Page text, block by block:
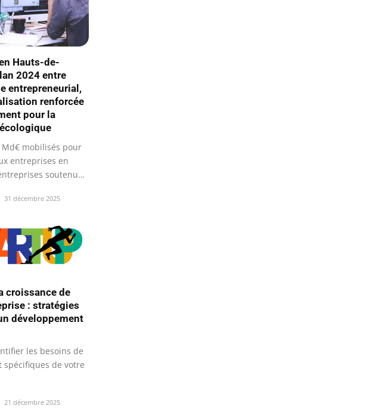
Hauts-de-
2024 entre
entrepreneurial,
renforcée
pour la
Md€ mobilisés pour
entreprises en
soutenues
31 décembre 2025
croissance de
: stratégies
développement
les besoins de
spécifiques de votre
21 décembre 2025